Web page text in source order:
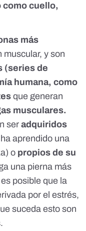
como cuello,
más
muscular, y son
(series de
humana, como
que generan
musculares.
ser adquiridos
aprendido una
o propios de su
una pierna más
posible que la
por el estrés,
suceda esto son